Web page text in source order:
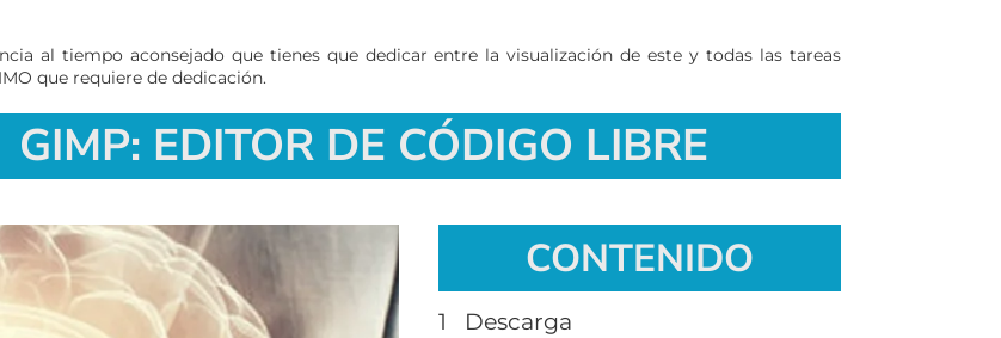
al tiempo aconsejado que tienes que dedicar entre la visualización de este y todas las tareas
que requiere de dedicación.
GIMP: EDITOR DE CÓDIGO LIBRE
CONTENIDO
1 Descarga